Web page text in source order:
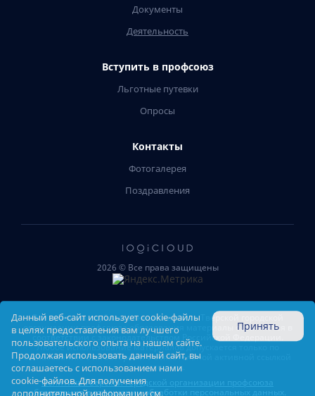
Документы
Деятельность
Вступить в профсоюз
Льготные путевки
Опросы
Контакты
Фотогалерея
Поздравления
2026 © Все права защищены
Все права на опубликованные на сайте Тверской городской
организации профсоюза образования материалы охраняются в
соответствии с законодательством Российской Федерации.
Любое использование материалов допускается только по
согласованию с их авторами с обязательной активной ссылкой
на источник.
Политика Тверской городской организации профсоюза
образования в отношении обработки персональных данных.
Данный веб-сайт использует cookie-файлы
в целях предоставления вам лучшего
пользовательского опыта на нашем сайте.
Продолжая использовать данный сайт, вы
соглашаетесь с использованием нами
cookie-файлов. Для получения
дополнительной информации см.
Принять